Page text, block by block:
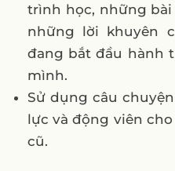
trình học, những
những lời khuyên
đang bắt đầu hành
mình.
Sử dụng câu
lực và động viên
cũ.